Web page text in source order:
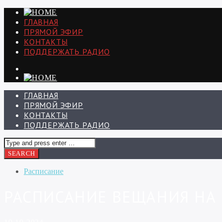
ГЛАВНАЯ
ПРЯМОЙ ЭФИР
КОНТАКТЫ
ПОДДЕРЖАТЬ РАДИО
ГЛАВНАЯ
ПРЯМОЙ ЭФИР
КОНТАКТЫ
ПОДДЕРЖАТЬ РАДИО
Расписание